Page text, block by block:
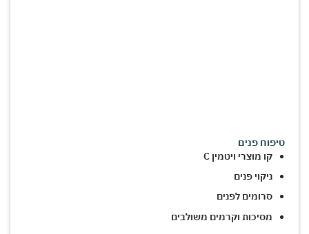
טיפוח פנים
קו מוצרי ויטמין C
ניקוי פנים
סרומים לפנים
מסיכות וקרמים משולבים